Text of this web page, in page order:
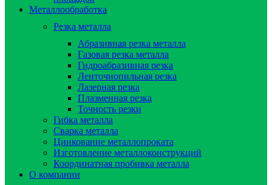
Металлообработка
Резка металла
Абразивная резка металла
Газовая резка металла
Гидроaбразивная резка
Ленточнопильная резка
Лазерная резка
Плазменная резка
Точность резки
Гибка металла
Сварка металла
Цинкование металлопроката
Изготовление металлоконструкций
Координатная пробивка металла
О компании